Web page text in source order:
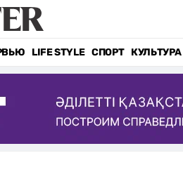
LIFE STYLE СПОРТ КУЛЬТУРА